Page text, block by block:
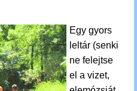
Egy gyors
leltár (senki
ne felejtse
el a vizet,